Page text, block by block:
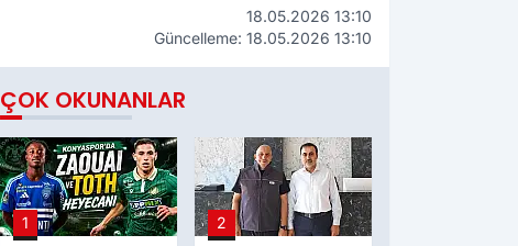
18.05.2026 13:10
Güncelleme: 18.05.2026 13:10
ÇOK OKUNANLAR
1 2